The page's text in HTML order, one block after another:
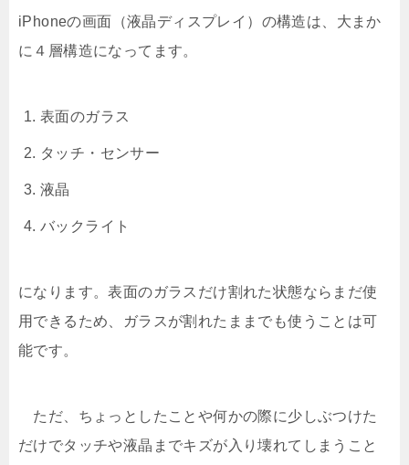
iPhoneの画面（液晶ディスプレイ）の構造は、大まか
に４層構造になってます。
表面のガラス
タッチ・センサー
液晶
バックライト
になります。表面のガラスだけ割れた状態ならまだ使
用できるため、ガラスが割れたままでも使うことは可
能です。
ただ、ちょっとしたことや何かの際に少しぶつけた
だけでタッチや液晶までキズが入り壊れてしまうこと